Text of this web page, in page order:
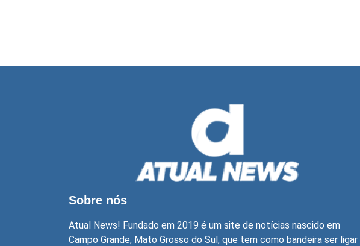
Sobre nós
Atual News! Fundado em 2019 é um site de notícias nascido em
Campo Grande, Mato Grosso do Sul, que tem como bandeira ser ligar